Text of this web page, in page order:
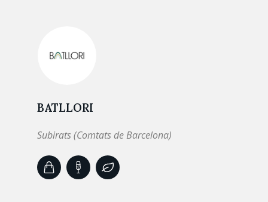
BATLLORI
Subirats (Comtats de Barcelona)